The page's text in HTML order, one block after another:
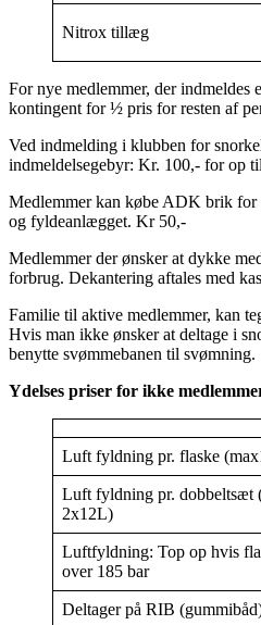
Nitrox tillæg
For nye medlemmer, der indmeldes
kontingent for ½ pris for resten af
Ved indmelding i klubben for
indmeldelsegebyr: Kr. 100,- for op
Medlemmer kan købe ADK brik for
og fyldeanlægget. Kr 50,-
Medlemmer der ønsker at dykke
forbrug. Dekantering aftales med
Familie til aktive medlemmer, kan
Hvis man ikke ønsker at deltage i
benytte svømmebanen til svømning.
Ydelses priser for ikke
Luft fyldning pr. flaske
Luft fyldning pr. dobbeltsæt
2x12L)
Luftfyldning: Top op hvis
over 185 bar
Deltager på RIB